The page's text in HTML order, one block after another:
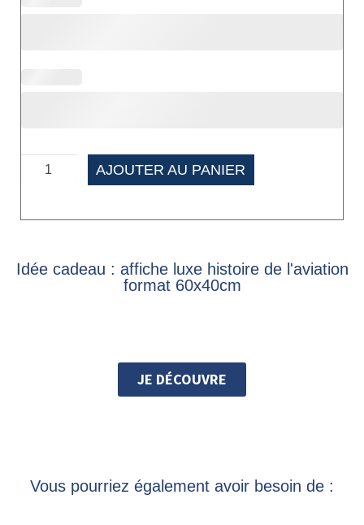
AJOUTER AU PANIER
Idée cadeau : affiche luxe histoire de l'aviation
format 60x40cm
JE DÉCOUVRE
Vous pourriez également avoir besoin de :